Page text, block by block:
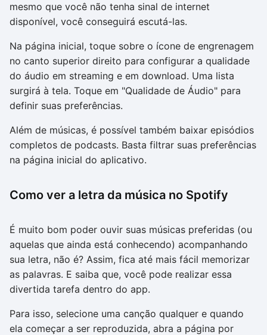
mesmo que você não tenha sinal de internet
disponível, você conseguirá escutá-las.
Na página inicial, toque sobre o ícone de engrenagem
no canto superior direito para configurar a qualidade
do áudio em streaming e em download. Uma lista
surgirá à tela. Toque em "Qualidade de Áudio" para
definir suas preferências.
Além de músicas, é possível também baixar episódios
completos de podcasts. Basta filtrar suas preferências
na página inicial do aplicativo.
Como ver a letra da música no Spotify
É muito bom poder ouvir suas músicas preferidas (ou
aquelas que ainda está conhecendo) acompanhando
sua letra, não é? Assim, fica até mais fácil memorizar
as palavras. E saiba que, você pode realizar essa
divertida tarefa dentro do app.
Para isso, selecione uma canção qualquer e quando
ela começar a ser reproduzida, abra a página por